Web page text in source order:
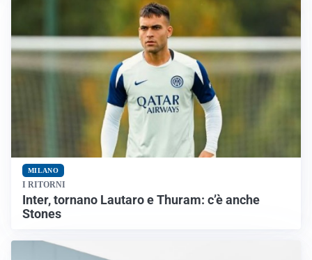
MILANO
I RITORNI
Inter, tornano Lautaro e Thuram: c’è anche
Stones